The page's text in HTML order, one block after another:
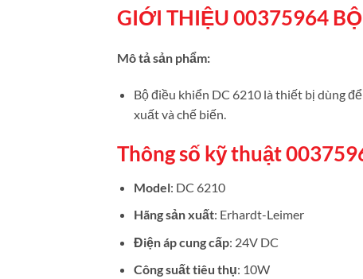
GIỚI THIỆU 00375964
Mô tả sản phẩm:
Bộ điều khiển DC 6210 là thiết bị dùng
xuất và chế biến.
Thông số kỹ thuật
Model: DC 6210
Hãng sản xuất: Erhardt-Leimer
Điện áp cung cấp: 24V DC
Công suất tiêu thụ: 10W